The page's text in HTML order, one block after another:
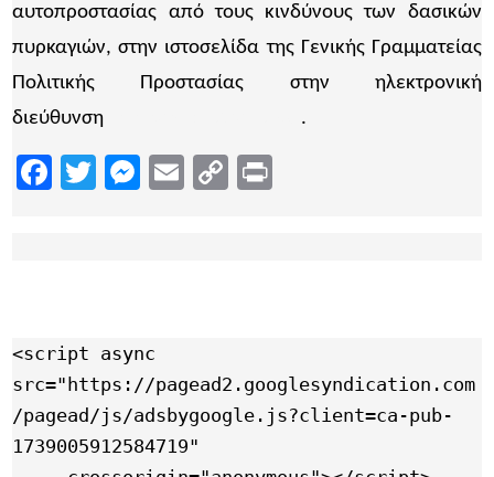
αυτοπροστασίας από τους κινδύνους των δασικών
πυρκαγιών, στην ιστοσελίδα της Γενικής Γραμματείας
Πολιτικής Προστασίας στην ηλεκτρονική
διεύθυνση
.
Facebook
TwitterMessenger
EmailCopy
<script async
src="https://pagead2.googlesyndication.com
/pagead/js/adsbygoogle.js?client=ca-pub-
1739005912584719"